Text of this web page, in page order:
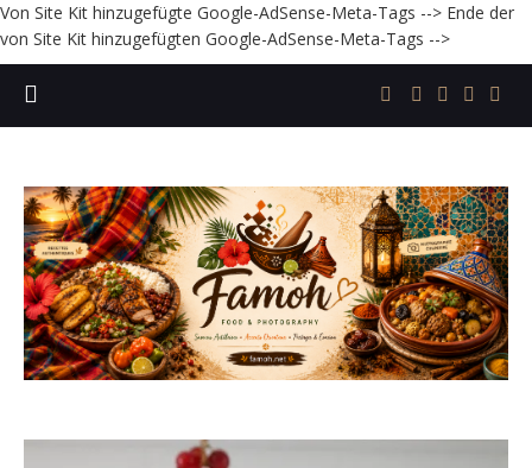
Von Site Kit hinzugefügte Google-AdSense-Meta-Tags --> Ende der
von Site Kit hinzugefügten Google-AdSense-Meta-Tags -->